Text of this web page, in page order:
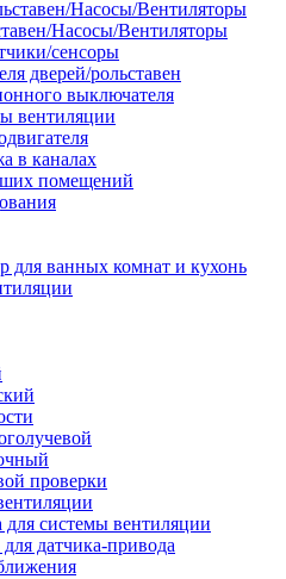
Насосы/Вентиляторы
сенсоры
дверей/рольставен
выключателя
вентиляции
в каналах
помещений
для ванных комнат и кухонь
проверки
для системы вентиляции
датчика-привода